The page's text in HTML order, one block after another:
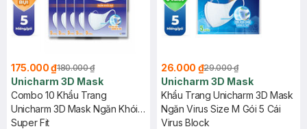
175.000 ₫180.000 ₫
Unicharm 3D Mask
Combo 10 Khẩu Trang
Unicharm 3D Mask Ngăn Khói
Bụi Size M 5 Miếng/Gói
Super Fit
26.000 ₫29.000 ₫
Unicharm 3D Mask
Khẩu Trang Unicharm 3D Mask
Ngăn Virus Size M Gói 5 Cái
Virus Block